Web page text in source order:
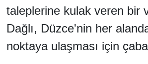
taleplerine kulak veren bir
Dağlı, Düzce'nin her
noktaya ulaşması için